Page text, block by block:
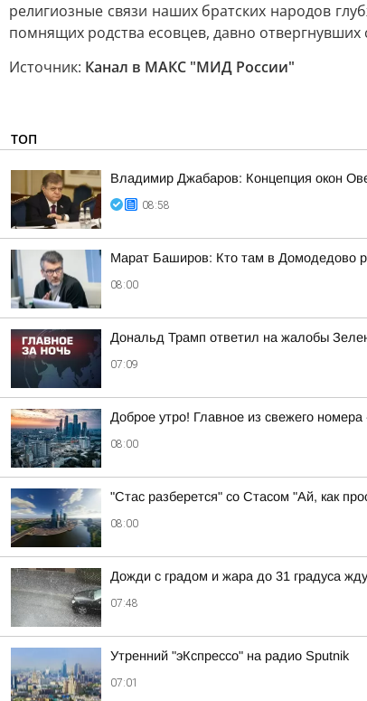
религиозные связи наших братских народов
помнящих родства есовцев, давно
Источник: Канал в МАКС "МИД России"
ТОП
Владимир Джабаров: Концепция окон
08:58
Марат Баширов: Кто там в Домодедово
08:00
Дональд Трамп ответил на жалобы
07:09
Доброе утро! Главное из свежего
08:00
"Стас разберется" со Стасом "Ай, как
08:00
Дожди с градом и жара до 31 градуса
07:48
Утренний "эКспрессо" на радио Sputnik
07:01